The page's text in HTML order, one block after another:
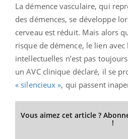
La démence vasculaire, qui
des démences, se développe
cerveau est réduit. Mais alors
risque de démence, le lien
intellectuelles n’est pas
un AVC clinique déclaré, il se
« silencieux », qui passent
Vous aimez cet article ?
!